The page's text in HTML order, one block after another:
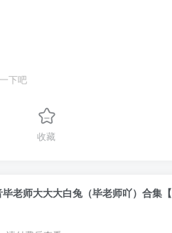
下吧
收藏
毕老师大大大白兔（毕老师吖）合集